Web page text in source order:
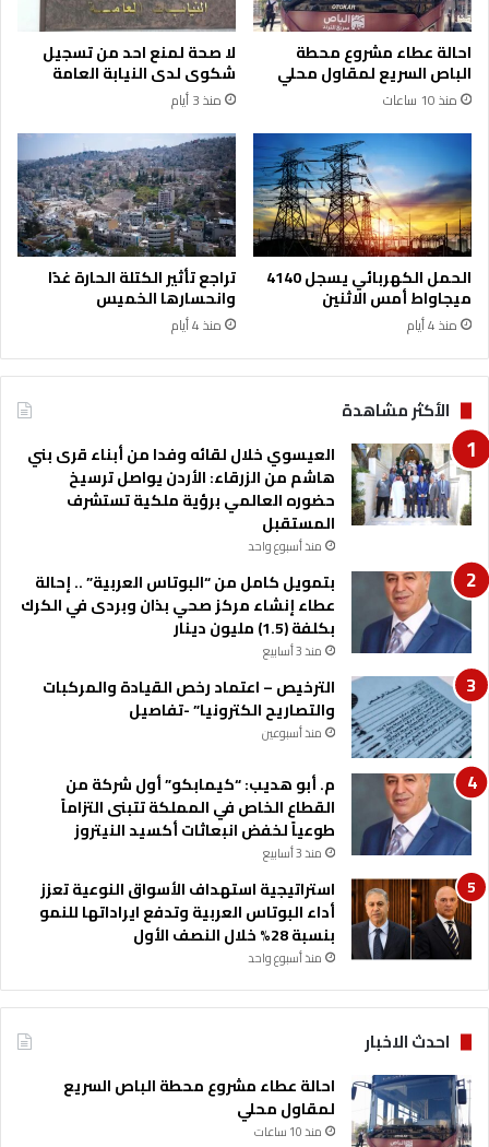
ب
ت
ن
ظ
ي
م
ع
ا
ل
ي
ا
ت
م
ا
ر
ا
ث
و
ن
ي
ا
ل
ط
ف
ل
و
ب
ر
و
م
ي
ن
م
ا
ن
2
0
2
احالة عطاء مشروع محطة
الباص السريع لمقاول محلي
منذ 10 ساعات
لا صحة لمنع احد من تسجيل
شكوى لدى النيابة العامة
منذ 3 أيام
الحمل الكهربائي يسجل 4140
ميجاواط أمس الاثنين
منذ 4 أيام
تراجع تأثير الكتلة الحارة غدًا
وانحسارها الخميس
منذ 4 أيام
الأكثر مشاهدة
العيسوي خلال لقائه وفدا من أبناء قرى بني
هاشم من الزرقاء: الأردن يواصل ترسيخ
حضوره العالمي برؤية ملكية تستشرف
المستقبل
منذ أسبوع واحد
بتمويل كامل من “البوتاس العربية” .. إحالة
عطاء إنشاء مركز صحي بذان وبردى في الكرك
بكلفة (1.5) مليون دينار
منذ 3 أسابيع
الترخيص – اعتماد رخص القيادة والمركبات
والتصاريح الكترونيا” -تفاصيل
منذ أسبوعين
م. أبو هديب: “كيمابكو” أول شركة من
القطاع الخاص في المملكة تتبنى التزاماً
طوعياً لخفض انبعاثات أكسيد النيتروز
منذ 3 أسابيع
استراتيجية استهداف الأسواق النوعية تعزز
أداء البوتاس العربية وتدفع ايراداتها للنمو
بنسبة 28% خلال النصف الأول
منذ أسبوع واحد
احدث الاخبار
احالة عطاء مشروع محطة الباص السريع
لمقاول محلي
منذ 10 ساعات